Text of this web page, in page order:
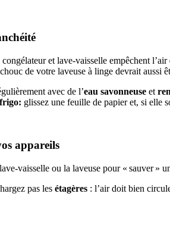
et lave-vaisselle empêchent l’air
de votre laveuse à linge devrait aussi
avec de l’eau savonneuse et
glissez une feuille de papier et, si elle
appareils
vaisselle ou la laveuse pour « sauver »
pas les étagères : l’air doit bien